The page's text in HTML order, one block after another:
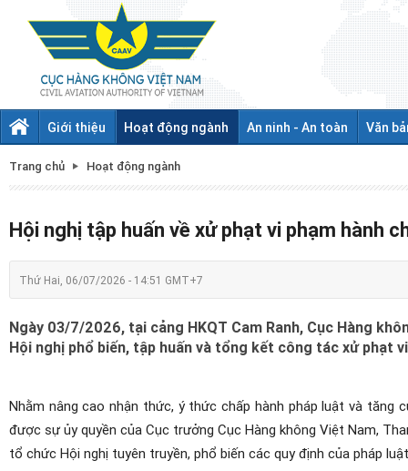
Giới thiệu Hoạt động ngành An ninh - An toàn Văn
Trang chủ Hoạt động ngành
Hội nghị tập huấn về xử phạt vi phạm hành
Thứ Hai, 06/07/2026 - 14:51 GMT+7
Ngày 03/7/2026, tại cảng HKQT Cam Ranh, Cục Hàng
Hội nghị phổ biến, tập huấn và tổng kết công tác xử phạt
Nhằm nâng cao nhận thức, ý thức chấp hành pháp luật và tăng
được sự ủy quyền của Cục trưởng Cục Hàng không Việt Nam,
tổ chức Hội nghị tuyên truyền, phổ biến các quy định của pháp